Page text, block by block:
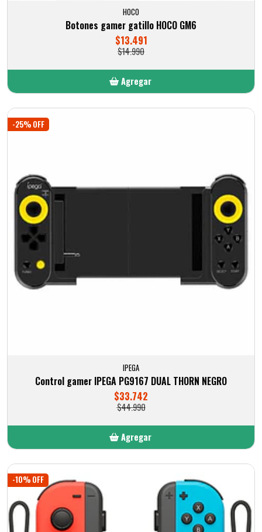
HOCO
Botones gamer gatillo HOCO GM6
$13.491
$14.990
Agregar
-25% OFF
IPEGA
Control gamer IPEGA PG9167 DUAL THORN NEGRO
$33.742
$44.990
Agregar
-10% OFF